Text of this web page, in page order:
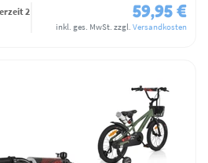
2
59,95 €
inkl. ges. MwSt. zzgl. Versandkosten